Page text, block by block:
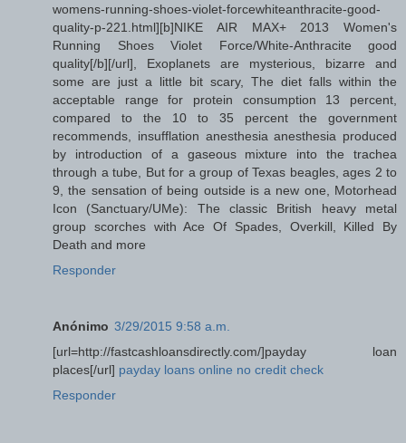
womens-running-shoes-violet-forcewhiteanthracite-good-
quality-p-221.html][b]NIKE AIR MAX+ 2013 Women's
Running Shoes Violet Force/White-Anthracite good
quality[/b][/url], Exoplanets are mysterious, bizarre and
some are just a little bit scary, The diet falls within the
acceptable range for protein consumption 13 percent,
compared to the 10 to 35 percent the government
recommends, insufflation anesthesia anesthesia produced
by introduction of a gaseous mixture into the trachea
through a tube, But for a group of Texas beagles, ages 2 to
9, the sensation of being outside is a new one, Motorhead
Icon (Sanctuary/UMe): The classic British heavy metal
group scorches with Ace Of Spades, Overkill, Killed By
Death and more
Responder
Anónimo 3/29/2015 9:58 a.m.
[url=http://fastcashloansdirectly.com/]payday loan
places[/url] payday loans online no credit check
Responder